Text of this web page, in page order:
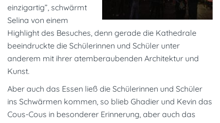
einzigartig”, schwärmt
Selina von einem
Highlight des Besuches, denn gerade die Kathedrale
beeindruckte die Schülerinnen und Schüler unter
anderem mit ihrer atemberaubenden Architektur und
Kunst.
Aber auch das Essen ließ die Schülerinnen und Schüler
ins Schwärmen kommen, so blieb Ghadier und Kevin das
Cous-Cous in besonderer Erinnerung, aber auch das